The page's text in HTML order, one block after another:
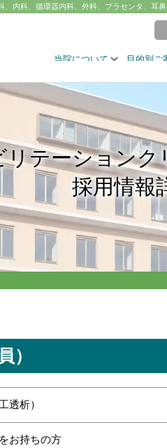
、内科、循環器内科、外科、プラセンタ、耳
当院について 目的別ご
リテーションク
採用情報
）
透析）
お持ちの方